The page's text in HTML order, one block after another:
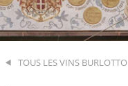
TOUS LES VINS BURLOTTO